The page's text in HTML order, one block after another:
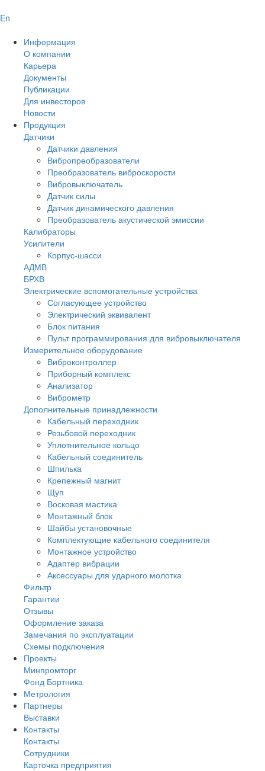
En
Информация
О компании
Карьера
Документы
Публикации
Для инвесторов
Новости
Продукция
Датчики
Датчики давления
Вибропреобразователи
Преобразователь виброскорости
Вибровыключатель
Датчик силы
Датчик динамического давления
Преобразователь акустической эмиссии
Калибраторы
Усилители
Корпус-шасси
АДМВ
БРХВ
Электрические вспомогательные устройства
Согласующее устройство
Электрический эквивалент
Блок питания
Пульт программирования для вибровыключателя
Измерительное оборудование
Виброконтроллер
Приборный комплекс
Анализатор
Виброметр
Дополнительные принадлежности
Кабельный переходник
Резьбовой переходник
Уплотнительное кольцо
Кабельный соединитель
Шпилька
Крепежный магнит
Щуп
Восковая мастика
Монтажный блок
Шайбы установочные
Комплектующие кабельного соединителя
Монтажное устройство
Адаптер вибрации
Аксессуары для ударного молотка
Фильтр
Гарантии
Отзывы
Оформление заказа
Замечания по эксплуатации
Схемы подключения
Проекты
Минпромторг
Фонд Бортника
Метрология
Партнеры
Выставки
Контакты
Контакты
Сотрудники
Карточка предприятия